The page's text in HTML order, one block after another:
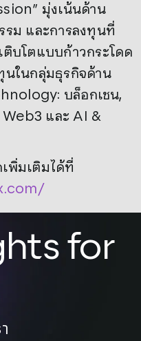
มุ่งเน้นด้าน
รม และการลงทุนที่
ติบโตแบบก้าวกระโดด
นในกลุ่มธุรกิจด้าน
บล็อกเชน,
และ AI &
พิ่มเติมได้ที่
for